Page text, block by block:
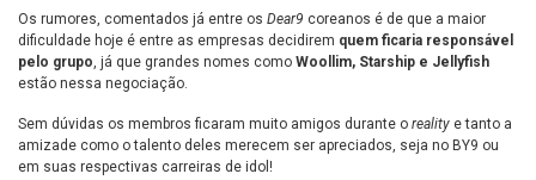
Os rumores, comentados já entre os Dear9 coreanos é de que a maior
dificuldade hoje é entre as empresas decidirem quem ficaria responsável
pelo grupo , já que grandes nomes como Woollim, Starship e Jellyfish
estão nessa negociação.
Sem dúvidas os membros ficaram muito amigos durante o reality e tanto a
amizade como o talento deles merecem ser apreciados, seja no BY9 ou
em suas respectivas carreiras de idol!